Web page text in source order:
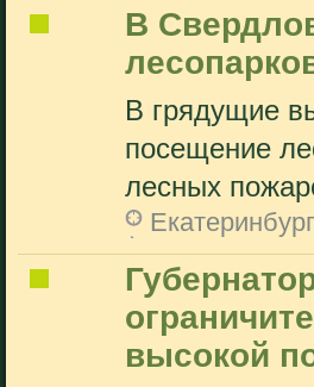
В
В грядущие
посещение
лесных
Екатеринбург
высокой